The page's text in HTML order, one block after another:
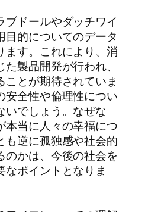
ブドールやダッチワイ
目的についてのデータ
ます。これにより、消
製品開発が行われ、
とが期待されていま
安全性や倫理性につい
いでしょう。なぜな
本当に人々の幸福につ
も逆に孤独感や社会的
のかは、今後の社会を
なポイントとなりま